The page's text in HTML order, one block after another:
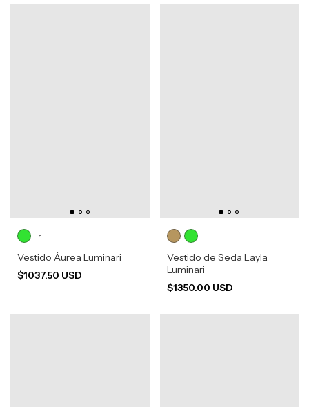
+1
Vestido Áurea Luminari
$1037.50 USD
Vestido de Seda Layla
Luminari
$1350.00 USD